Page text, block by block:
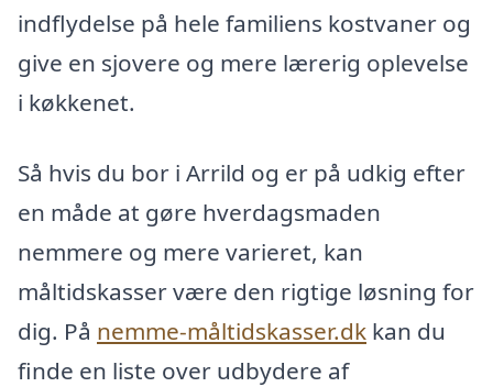
indflydelse på hele familiens kostvaner og
give en sjovere og mere lærerig oplevelse
i køkkenet.
Så hvis du bor i Arrild og er på udkig efter
en måde at gøre hverdagsmaden
nemmere og mere varieret, kan
måltidskasser være den rigtige løsning for
dig. På nemme-måltidskasser.dk kan du
finde en liste over udbydere af